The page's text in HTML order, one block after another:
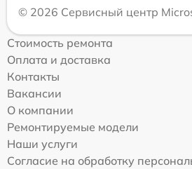
© 2026 Сервисный центр
Стоимость ремонта
Оплата и доставка
Контакты
Вакансии
О компании
Ремонтируемые модели
Наши услуги
Согласие на обработку